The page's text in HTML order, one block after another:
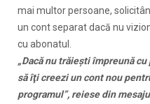
mai multor persoane,
un cont separat dacă nu
cu abonatul.
„Dacă nu trăieşti împreună
să îţi creezi un cont nou
programul”, reiese din